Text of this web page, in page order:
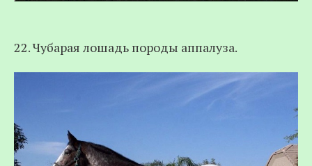
22. Чубарая лошадь породы аппалуза.